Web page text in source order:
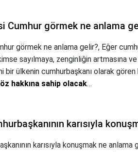
Cumhur görmek ne anlama
görmek ne anlama gelir?, Eğer
sayılmaya, zenginliğin artmasına
bir ülkenin cumhurbaşkanı olarak gören
hakkına sahip olacak…
karısıyla
karısıyla konuşmak ne anlama